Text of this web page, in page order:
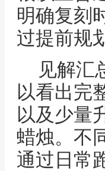
明确复刻
过提前规
见解汇
以看出完
以及少量
蜡烛。不
通过日常